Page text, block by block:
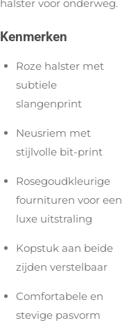
halster voor onderweg.
Kenmerken
Roze halster met
subtiele
slangenprint
Neusriem met
stijlvolle bit-print
Rosegoudkleurige
fournituren voor een
luxe uitstraling
Kopstuk aan beide
zijden verstelbaar
Comfortabele en
stevige pasvorm